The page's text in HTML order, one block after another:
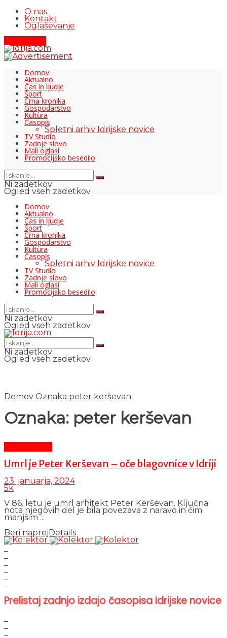
O nas
Kontakt
Oglaševanje
Domov
Aktualno
Čas in ljudje
Šport
Črna kronika
Gospodarstvo
Kultura
Časopis
Spletni arhiv Idrijske novice
TV Studio
Zadnje slovo
Mali oglasi
Promocijsko besedilo
Ni zadetkov
Ogled vseh zadetkov
Domov
Aktualno
Čas in ljudje
Šport
Črna kronika
Gospodarstvo
Kultura
Časopis
Spletni arhiv Idrijske novice
TV Studio
Zadnje slovo
Mali oglasi
Promocijsko besedilo
Ni zadetkov
Ogled vseh zadetkov
Ni zadetkov
Ogled vseh zadetkov
Domov Oznaka peter kerševan
Oznaka: peter kerševan
Umrl je Peter Kerševan – oče blagovnice v Idriji
23. januarja, 2024
5k
V 86. letu je umrl arhitekt Peter Kerševan. Ključna
nota njegovih del je bila povezava z naravo in čim
manjšim ...
Beri naprej Details
Prelistaj zadnjo izdajo časopisa Idrijske novice